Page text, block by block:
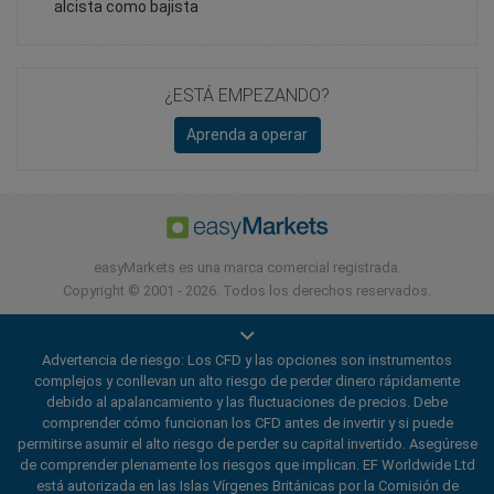
alcista como bajista
¿ESTÁ EMPEZANDO?
Aprenda a operar
easyMarkets es una marca comercial registrada.
Copyright © 2001 - 2026. Todos los derechos reservados.
Advertencia de riesgo: Los CFD y las opciones son instrumentos
complejos y conllevan un alto riesgo de perder dinero rápidamente
debido al apalancamiento y las fluctuaciones de precios. Debe
comprender cómo funcionan los CFD antes de invertir y si puede
permitirse asumir el alto riesgo de perder su capital invertido. Asegúrese
de comprender plenamente los riesgos que implican. EF Worldwide Ltd
está autorizada en las Islas Vírgenes Británicas por la Comisión de